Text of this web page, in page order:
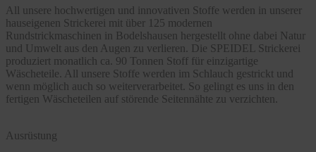
All unsere hochwertigen und innovativen Stoffe werden in unserer
hauseigenen Strickerei mit über 125 modernen
Rundstrickmaschinen in Bodelshausen hergestellt ohne dabei Natur
und Umwelt aus den Augen zu verlieren. Die SPEIDEL Strickerei
produziert monatlich ca. 90 Tonnen Stoff für einzigartige
Wäscheteile. All unsere Stoffe werden im Schlauch gestrickt und
wenn möglich auch so weiterverarbeitet. So gelingt es uns in den
fertigen Wäscheteilen auf störende Seitennähte zu verzichten.
Ausrüstung